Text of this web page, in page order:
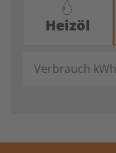
Heizöl